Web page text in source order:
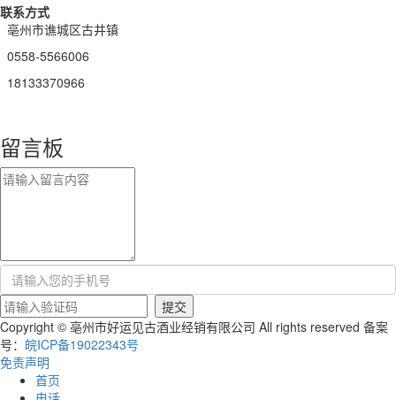
联系方式
亳州市谯城区古井镇
0558-5566006
18133370966
留言板
Copyright © 亳州市好运见古酒业经销有限公司 All rights reserved 备案
号： 皖ICP备19022343号
免责声明
首页